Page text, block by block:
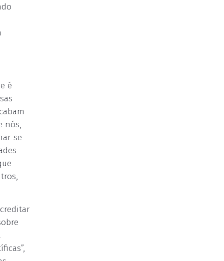
é
nós,
se